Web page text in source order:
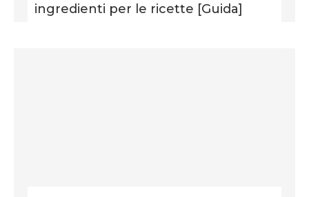
ingredienti per le ricette [Guida]